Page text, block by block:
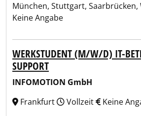
München, Stuttgart, Saarbrücken,
Keine Angabe
WERKSTUDENT (M/W/D) IT-
SUPPORT
INFOMOTION GmbH
Frankfurt
Vollzeit Keine